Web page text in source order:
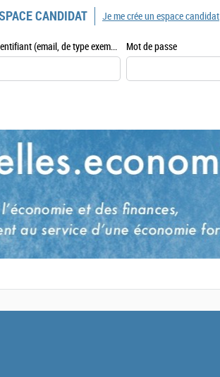
CANDIDAT
Identifiant (email, de type exemple@exemple.fr) Mot de passe
Je me crée un espace candidat